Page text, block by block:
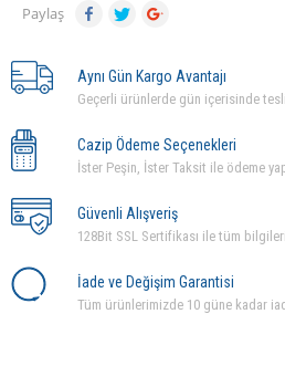
Paylaş
Aynı Gün Kargo Avantajı
Geçerli ürünlerde gün içerisinde
Cazip Ödeme Seçenekleri
İster Peşin, İster Taksit ile ödeme
Güvenli Alışveriş
128Bit SSL Sertifikası ile tüm
İade ve Değişim Garantisi
Tüm ürünlerimizde 10 güne kadar